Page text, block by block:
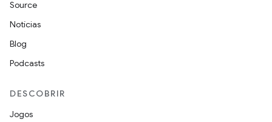
Source
Notícias
Blog
Podcasts
DESCOBRIR
Jogos